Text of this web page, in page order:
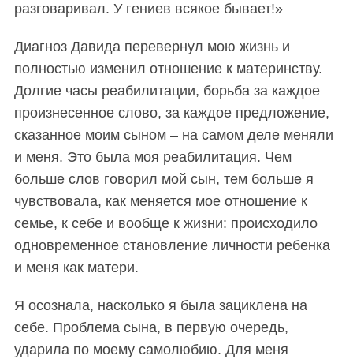
разговаривал. У гениев всякое бывает!»
Диагноз Давида перевернул мою жизнь и
полностью изменил отношение к материнству.
Долгие часы реабилитации, борьба за каждое
произнесенное слово, за каждое предложение,
сказанное моим сыном – на самом деле меняли
и меня. Это была моя реабилитация. Чем
больше слов говорил мой сын, тем больше я
чувствовала, как меняется мое отношение к
семье, к себе и вообще к жизни: происходило
одновременное становление личности ребенка
и меня как матери.
Я осознала, насколько я была зациклена на
себе. Проблема сына, в первую очередь,
ударила по моему самолюбию. Для меня